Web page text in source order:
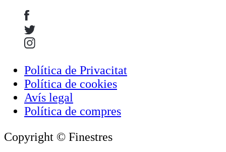
Política de Privacitat
Política de cookies
Avís legal
Política de compres
Copyright © Finestres